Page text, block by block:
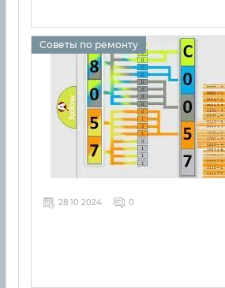
Советы по ремонту
28 10 2024 0